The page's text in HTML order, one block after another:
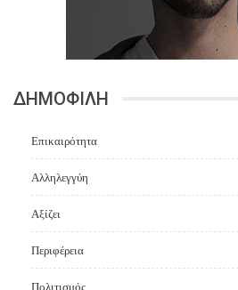
ΔΗΜΟΦΙΛΗ
Επικαιρότητα
Αλληλεγγύη
Αξίζει
Περιφέρεια
Πολιτισμός